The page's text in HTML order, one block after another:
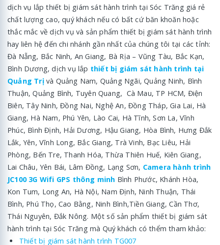
dịch vụ lắp thiết bị giám sát hành trình tại Sóc Trăng giá rẻ
chất lượng cao, quý khách nếu có bất cứ băn khoăn hoặc
thắc mắc về dịch vụ và sản phẩm thiết bị giám sát hành trình
hay liên hệ đến chi nhánh gần nhất của chúng tôi tại các tỉnh:
Đà Nẵng, Bắc Ninh, An Giang, Bà Rịa – Vũng Tàu, Bắc Kạn,
Bình Dương, dịch vụ lắp thiết bị giám sát hành trình tại
Quảng Trịvà Quảng Nam, Quảng Ngãi, Quảng Ninh, Bình
Thuận, Quảng Bình, Tuyên Quang, Cà Mau, TP HCM, Điện
Biên, Tây Ninh, Đồng Nai, Nghệ An, Đồng Tháp, Gia Lai, Hà
Giang, Hà Nam, Phú Yên, Lào Cai, Hà Tĩnh, Sơn La, Vĩnh
Phúc, Bình Định, Hải Dương, Hậu Giang, Hòa Bình, Hưng Đắk
Lắk, Yên, Vĩnh Long, Bắc Giang, Trà Vinh, Bạc Liêu, Hải
Phòng, Bến Tre, Thanh Hóa, Thừa Thiên Huế, Kiên Giang,
Lai Châu, Yên Bái, Lâm Đồng, Lạng Sơn, Camera hành trình
JC100 3G Wifi GPS thông minh Bình Phước, Khánh Hòa,
Kon Tum, Long An, Hà Nội, Nam Định, Ninh Thuận, Thái
Bình, Phú Thọ, Cao Bằng, Ninh Bình,Tiền Giang, Cần Thơ,
Thái Nguyên, Đắk Nông. Một số sản phẩm thiết bị giám sát
hành trình tại Sóc Trăng mà Quý khách có thểm tham khảo:
Thiết bị giám sát hành trình TG007